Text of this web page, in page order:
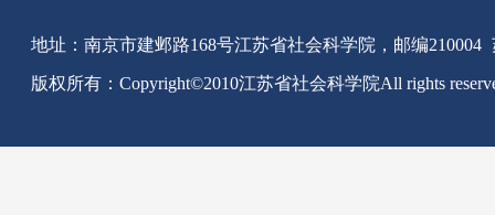
地址：南京市建邺路168号江苏省社会科学院，邮编210004
版权所有：Copyright©2010江苏省社会科学院All rights